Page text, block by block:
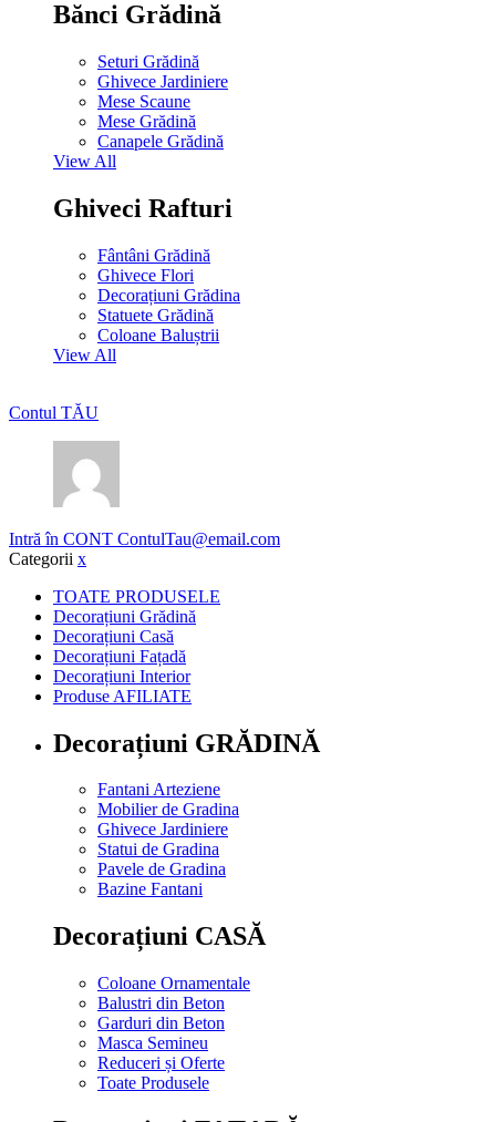
Bănci Grădină
Seturi Grădină
Ghivece Jardiniere
Mese Scaune
Mese Grădină
Canapele Grădină
View All
Ghiveci Rafturi
Fântâni Grădină
Ghivece Flori
Decorațiuni Grădina
Statuete Grădină
Coloane Baluștrii
View All
Contul TĂU
Intră în CONT ContulTau@email.com
Categorii x
TOATE PRODUSELE
Decorațiuni Grădină
Decorațiuni Casă
Decorațiuni Fațadă
Decorațiuni Interior
Produse AFILIATE
Decorațiuni GRĂDINĂ
Fantani Arteziene
Mobilier de Gradina
Ghivece Jardiniere
Statui de Gradina
Pavele de Gradina
Bazine Fantani
Decorațiuni CASĂ
Coloane Ornamentale
Balustri din Beton
Garduri din Beton
Masca Semineu
Reduceri și Oferte
Toate Produsele